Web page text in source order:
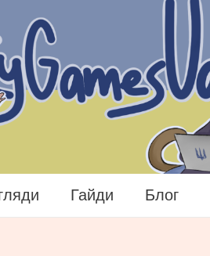
Гайди Блог